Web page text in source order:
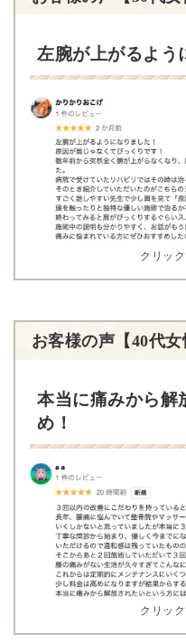
左腕が上がるよう
クリッ
お客様の声【40代女
本当に痛みから解
め！
クリッ